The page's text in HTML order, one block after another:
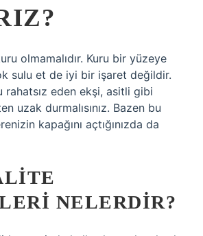
olmamalıdır. Kuru bir yüzeye
sulu et de iyi bir işaret değildir.
rahatsız eden ekşi, asitli gibi
uzak durmalısınız. Bazen bu
kapağını açtığınızda da
NELERDIR?